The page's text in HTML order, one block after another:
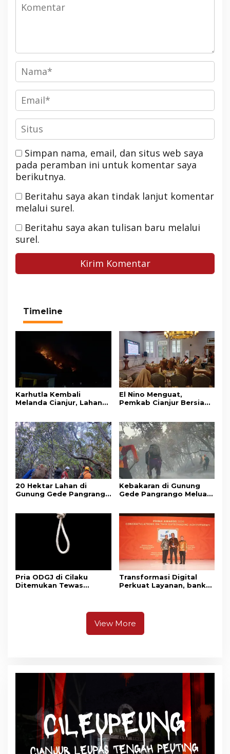
Simpan nama, email, dan situs web saya
pada peramban ini untuk komentar saya
berikutnya.
Beritahu saya akan tindak lanjut komentar
melalui surel.
Beritahu saya akan tulisan baru melalui
surel.
Timeline
Karhutla Kembali
Melanda Cianjur, Lahan
Warga: Sudah Biasa
El Nino Menguat,
Pemkab Cianjur Bersiap
20 Hektar Lahan di
Gunung Gede Pangrango
Kebakaran di Gunung
Gede Pangrango Meluas,
Pria ODGJ di Cilaku
Ditemukan Tewas
Transformasi Digital
Perkuat Layanan, bank
View More